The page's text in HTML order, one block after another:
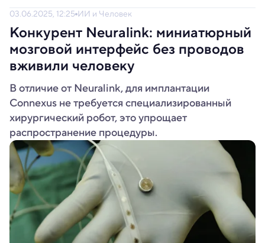
03.06.2025, 12:25 ИИ и Человек
Конкурент Neuralink: миниатюрный
мозговой интерфейс без проводов
вживили человеку
В отличие от Neuralink, для имплантации
Connexus не требуется специализированный
хирургический робот, это упрощает
распространение процедуры.